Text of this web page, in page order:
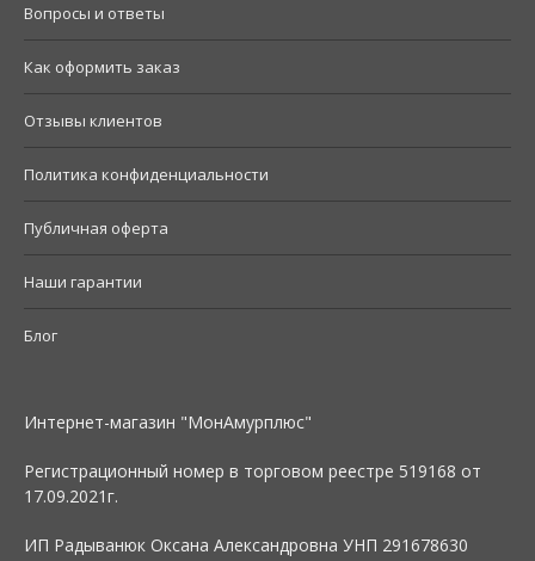
Вопросы и ответы
Как оформить заказ
Отзывы клиентов
Политика конфиденциальности
Публичная оферта
Наши гарантии
Блог
Интернет-магазин "МонАмурплюс"
Регистрационный номер в торговом реестре 519168 от
17.09.2021г.
ИП Радыванюк Оксана Александровна УНП 291678630